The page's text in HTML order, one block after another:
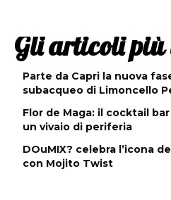
Gli articoli più
Parte da Capri la nuova
subacqueo di Limoncello
Flor de Maga: il cocktail
un vivaio di periferia
DOuMIX? celebra l’icona
con Mojito Twist